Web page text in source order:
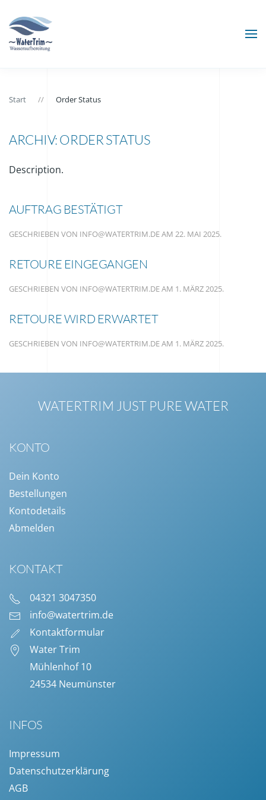
Zum Hauptinhalt springen
Start Order Status
ARCHIV:ORDER STATUS
Description.
AUFTRAG BESTÄTIGT
GESCHRIEBEN VON INFO@WATERTRIM.DEAM 22. MAI 2025.
RETOURE EINGEGANGEN
GESCHRIEBEN VON INFO@WATERTRIM.DEAM 1. MÄRZ 2025.
RETOURE WIRD ERWARTET
GESCHRIEBEN VON INFO@WATERTRIM.DEAM 1. MÄRZ 2025.
WATERTRIM JUST PURE WATER
KONTO
Dein Konto
Bestellungen
Kontodetails
Abmelden
KONTAKT
04321 3047350
info@watertrim.de
Kontaktformular
Water Trim
Mühlenhof 10
24534 Neumünster
INFOS
Impressum
Datenschutzerklärung
AGB